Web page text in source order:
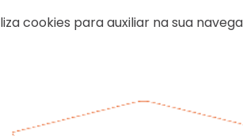
cookies para auxiliar na sua